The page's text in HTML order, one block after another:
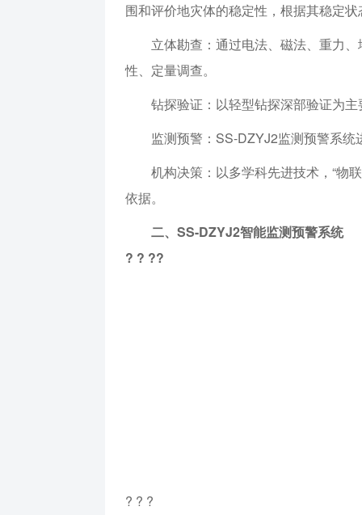
围和评价地灾体的稳定性，根据其稳定
立体勘查：通过电法、磁法、重力
性、定量调查。
钻探验证：以轻型钻探深部验证为
监测预警：SS-DZYJ2监测预警系
机构决策：以多学科先进技术，“物
依据。
二、SS-DZYJ2智能监测预警系统
? ? ??
? ? ?